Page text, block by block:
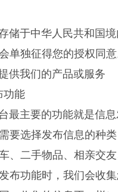
于中华人民共和国境
单独征得您的授权同意
我们的产品或服务
能
主要的功能就是信息
要选择发布信息的种
、二手物品、相亲交
布功能时，我们会收